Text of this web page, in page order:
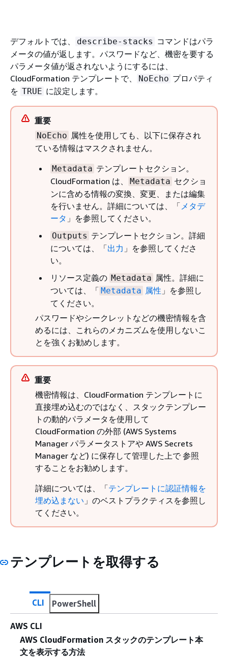
デフォルトでは、 describe-stacks コマンドはパラ
メータの値が返します。パスワードなど、機密を要する
パラメータ値が返されないようにするには、
CloudFormation テンプレートで、
NoEcho プロパティ
を TRUE に設定します。
重要
NoEcho 属性を使用しても、以下に保存され
ている情報はマスクされません。
Metadata テンプレートセクション。
CloudFormation は、
Metadata セクショ
ンに含める情報の変換、変更、または編集
を行いません。詳細については、「 メタデ
ータ 」を参照してください。
Outputs テンプレートセクション。詳細
については、「出力 」を参照してくださ
い。
リソース定義の Metadata 属性。詳細に
ついては、「 Metadata 属性 」を参照し
てください。
パスワードやシークレットなどの機密情報を含
めるには、これらのメカニズムを使用しないこ
とを強くお勧めします。
重要
機密情報は、CloudFormation テンプレートに
直接埋め込むのではなく、スタックテンプレー
トの動的パラメータを使用して
CloudFormation の外部 (AWS Systems
Manager パラメータストアや AWS Secrets
Manager など) に保存して管理した上で 参照
することをお勧めします。
詳細については、「テンプレートに認証情報を
埋め込まない 」のベストプラクティスを参照し
てください。
テンプレートを取得する
CLI PowerShell
AWS CLI
AWS CloudFormation スタックのテンプレート本
文を表示する方法